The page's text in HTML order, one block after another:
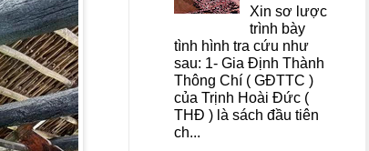
Xin sơ lược
trình bày
tình hình tra cứu như
sau: 1- Gia Định Thành
Thông Chí ( GĐTTC )
của Trịnh Hoài Đức (
THĐ ) là sách đầu tiên
ch...